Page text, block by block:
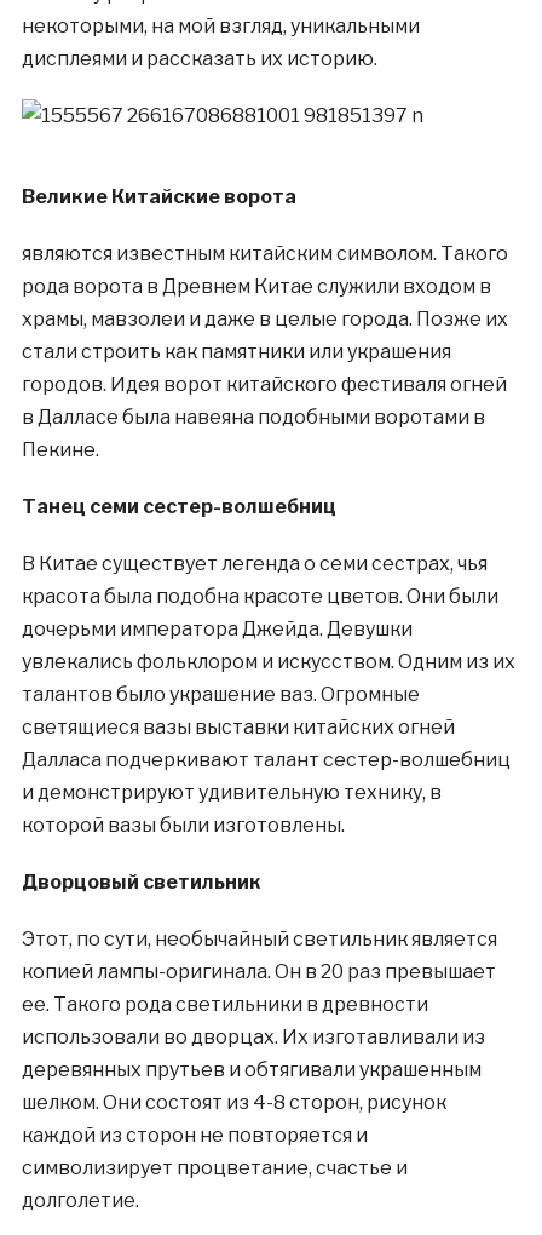
некоторыми, на мой взгляд, уникальными
дисплеями и рассказать их историю.
Великие Китайские ворота
являются известным китайским символом. Такого
рода ворота в Древнем Китае служили входом в
храмы, мавзолеи и даже в целые города. Позже их
стали строить как памятники или украшения
городов. Идея ворот китайского фестиваля огней
в Далласе была навеяна подобными воротами в
Пекине.
Танец семи сестер-волшебниц
В Китае существует легенда о семи сестрах, чья
красота была подобна красоте цветов. Они были
дочерьми императора Джейда. Девушки
увлекались фольклором и искусством. Одним из их
талантов было украшение ваз. Огромные
светящиеся вазы выставки китайских огней
Далласа подчеркивают талант сестер-волшебниц
и демонстрируют удивительную технику, в
которой вазы были изготовлены.
Дворцовый светильник
Этот, по сути, необычайный светильник является
копией лампы-оригинала. Он в 20 раз превышает
ее. Такого рода светильники в древности
использовали во дворцах. Их изготавливали из
деревянных прутьев и обтягивали украшенным
шелком. Они состоят из 4-8 сторон, рисунок
каждой из сторон не повторяется и
символизирует процветание, счастье и
долголетие.